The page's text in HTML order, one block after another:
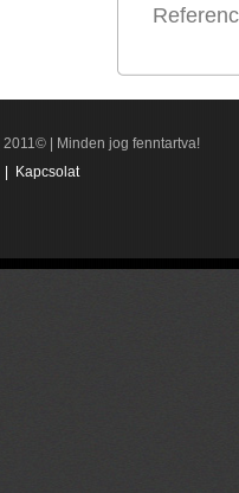
| 2011© | Minden jog fenntartva!
Kapcsolat